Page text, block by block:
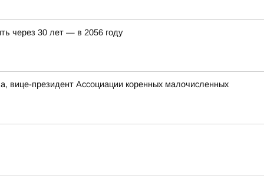
через 30 лет — в 2056 году
президент Ассоциации коренных малочисленных